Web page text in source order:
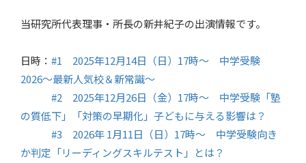
当研究所代表理事・所長の新井紀子の出演情報です。
日時： #1 2025年12月14日（日）17時～ 中学受験
2026〜最新人気校＆新常識〜
#2 2025年12月26日（金）17時～ 中学受験「塾
の質低下」「対策の早期化」子どもに与える影響は？
#3 2026年 1月11日（日）17時～ 中学受験向き
か判定「リーディングスキルテスト」とは？